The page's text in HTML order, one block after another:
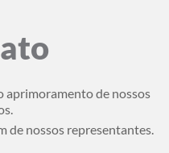
aprimoramento de nossos
de nossos representantes.